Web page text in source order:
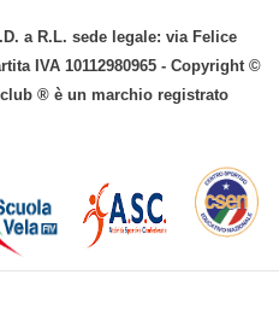
a R.L. sede legale: via Felice
IVA 10112980965 - Copyright ©
® è un marchio registrato